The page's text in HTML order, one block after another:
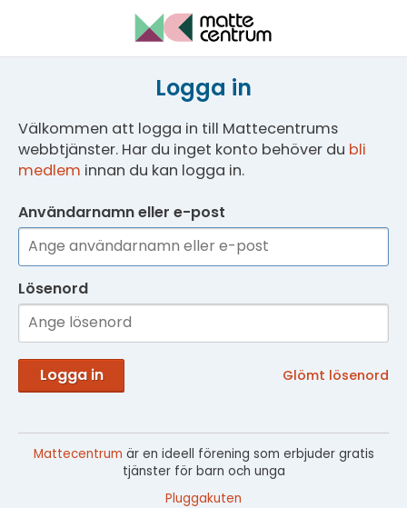
Logga in
Välkommen att logga in till Mattecentrums
webbtjänster. Har du inget konto behöver du bli
medlem innan du kan logga in.
Användarnamn eller e-post
Lösenord
Logga in Glömt lösenord
Mattecentrum är en ideell förening som erbjuder gratis
tjänster för barn och unga
Pluggakuten